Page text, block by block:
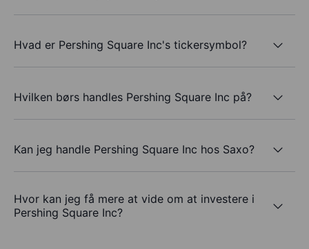
Hvad er Pershing Square Inc's tickersymbol?
Hvilken børs handles Pershing Square Inc på?
Kan jeg handle Pershing Square Inc hos Saxo?
Hvor kan jeg få mere at vide om at investere i
Pershing Square Inc?